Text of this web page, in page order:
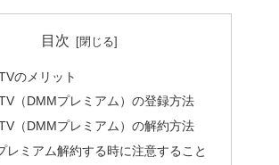
目次
のメリット
（DMMプレミアム）の登録方法
（DMMプレミアム）の解約方法
レミアム解約する時に注意すること